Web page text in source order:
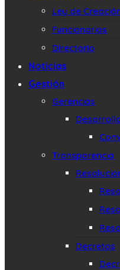
Ley de
Funcionarios
Directorio
Noticias
Gestión
Gerencias
Transparencia
Decretos